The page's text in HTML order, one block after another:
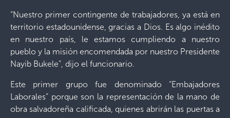
“Nuestro primer contingente de trabajadores, ya está en
territorio estadounidense, gracias a Dios. Es algo inédito
en nuestro país, le estamos cumpliendo a nuestro
pueblo y la misión encomendada por nuestro Presidente
Nayib Bukele”, dijo el funcionario.
Este primer grupo fue denominado “Embajadores
Laborales” porque son la representación de la mano de
obra salvadoreña calificada, quienes abrirán las puertas a